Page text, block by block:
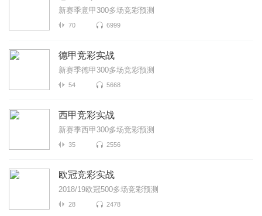
新赛季意甲300多场竞彩预测
70 6999
德甲竞彩实战
新赛季德甲300多场竞彩预测
54 5668
西甲竞彩实战
新赛季西甲300多场竞彩预测
35 2556
欧冠竞彩实战
2018/19欧冠500多场竞彩预测
28 2478